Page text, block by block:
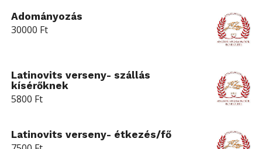
Adományozás
30000 Ft
Latinovits verseny- szállás
kísérőknek
5800 Ft
Latinovits verseny- étkezés/fő